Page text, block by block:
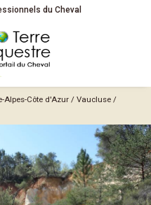
du Cheval
Alpes-Côte d'Azur /Vaucluse /